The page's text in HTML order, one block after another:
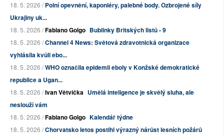
18. 5. 2026 /Polní opevnění, kaponiéry, palebné body. Ozbrojené síly
Ukrajiny uk...
18. 5. 2026 /Fabiano Golgo Bublinky Britských listů - 9
18. 5. 2026 /Channel 4 News: Světová zdravotnická organizace
vyhlásila kvůli ebo...
18. 5. 2026 /WHO označila epidemii eboly v Konžské demokratické
republice a Ugan...
18. 5. 2026 /Ivan Větvička Umělá inteligence je skvělý sluha, ale
neslouží vám
18. 5. 2026 /Fabiano Golgo Kalendář týdne
18. 5. 2026 /Chorvatsko letos postihl výrazný nárůst lesních požárů